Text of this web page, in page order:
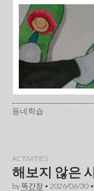
동네학습
ACTIVITIES
해보지 않은
by 똑간장 • 2026/06/30 •